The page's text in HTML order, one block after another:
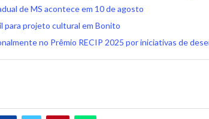
de MS acontece em 10 de agosto
para projeto cultural em Bonito
no Prêmio RECIP 2025 por iniciativas de